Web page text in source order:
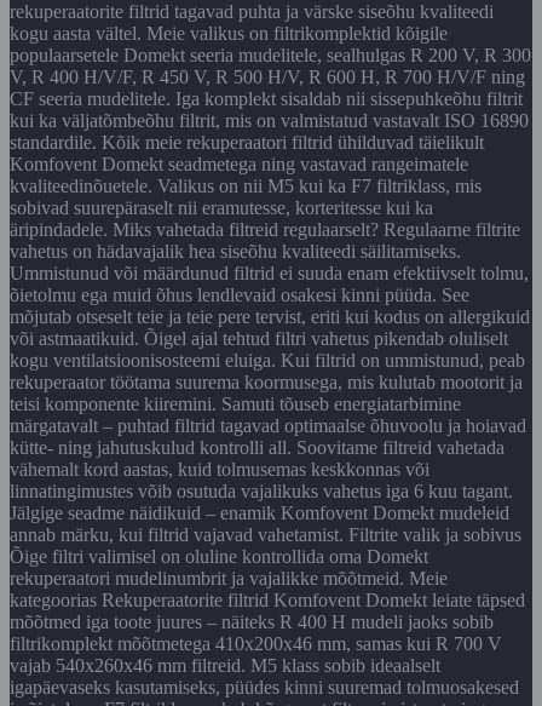
rekuperaatorite filtrid tagavad puhta ja värske siseõhu kvaliteedi
kogu aasta vältel. Meie valikus on filtrikomplektid kõigile
populaarsetele Domekt seeria mudelitele, sealhulgas R 200 V, R 300
V, R 400 H/V/F, R 450 V, R 500 H/V, R 600 H, R 700 H/V/F ning
CF seeria mudelitele. Iga komplekt sisaldab nii sissepuhkeõhu filtrit
kui ka väljatõmbeõhu filtrit, mis on valmistatud vastavalt ISO 16890
standardile. Kõik meie rekuperaatori filtrid ühilduvad täielikult
Komfovent Domekt seadmetega ning vastavad rangeimatele
kvaliteedinõuetele. Valikus on nii M5 kui ka F7 filtriklass, mis
sobivad suurepäraselt nii eramutesse, korteritesse kui ka
äripindadele. Miks vahetada filtreid regulaarselt? Regulaarne filtrite
vahetus on hädavajalik hea siseõhu kvaliteedi säilitamiseks.
Ummistunud või määrdunud filtrid ei suuda enam efektiivselt tolmu,
õietolmu ega muid õhus lendlevaid osakesi kinni püüda. See
mõjutab otseselt teie ja teie pere tervist, eriti kui kodus on allergikuid
või astmaatikuid. Õigel ajal tehtud filtri vahetus pikendab oluliselt
kogu ventilatsioonisosteemi eluiga. Kui filtrid on ummistunud, peab
rekuperaator töötama suurema koormusega, mis kulutab mootorit ja
teisi komponente kiiremini. Samuti tõuseb energiatarbimine
märgatavalt – puhtad filtrid tagavad optimaalse õhuvoolu ja hoiavad
kütte- ning jahutuskulud kontrolli all. Soovitame filtreid vahetada
vähemalt kord aastas, kuid tolmusemas keskkonnas või
linnatingimustes võib osutuda vajalikuks vahetus iga 6 kuu tagant.
Jälgige seadme näidikuid – enamik Komfovent Domekt mudeleid
annab märku, kui filtrid vajavad vahetamist. Filtrite valik ja sobivus
Õige filtri valimisel on oluline kontrollida oma Domekt
rekuperaatori mudelinumbrit ja vajalikke mõõtmeid. Meie
kategoorias Rekuperaatorite filtrid Komfovent Domekt leiate täpsed
mõõtmed iga toote juures – näiteks R 400 H mudeli jaoks sobib
filtrikomplekt mõõtmetega 410x200x46 mm, samas kui R 700 V
vajab 540x260x46 mm filtreid. M5 klass sobib ideaalselt
igapäevaseks kasutamiseks, püüdes kinni suuremad tolmuosakesed